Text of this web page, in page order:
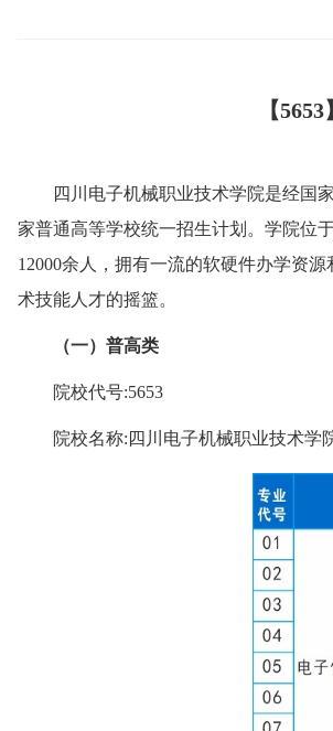
【
四川电子机械职业技术学院是经国
家普通高等学校统一招生计划。学院位
12000余人，拥有一流的软硬件办学资
术技能人才的摇篮。
（一）普高类
院校代号:5653
院校名称:四川电子机械职业技术学